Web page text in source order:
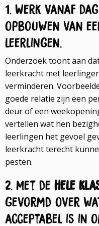
1. Werk vanaf
opbouwen van
leerlingen.
Onderzoek toont aan
leerkracht met
verminderen.
goede relatie zijn een
deur of een
vertellen wat hen
leerlingen het gevoel
leerkracht terecht
pesten.
2. Met de hele
gevormd over
acceptabel is in